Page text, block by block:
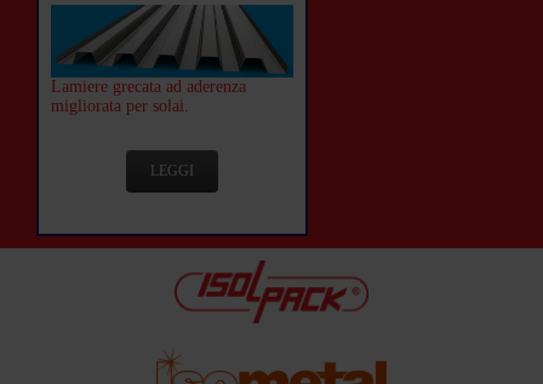
Lamiere grecata ad aderenza
migliorata per solai.
LEGGI